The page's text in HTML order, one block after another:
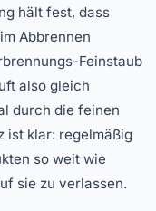
hält fest, dass
Abbrennen
Feinstaub
also gleich
durch die feinen
ist klar: regelmäßig
so weit wie
sie zu verlassen.